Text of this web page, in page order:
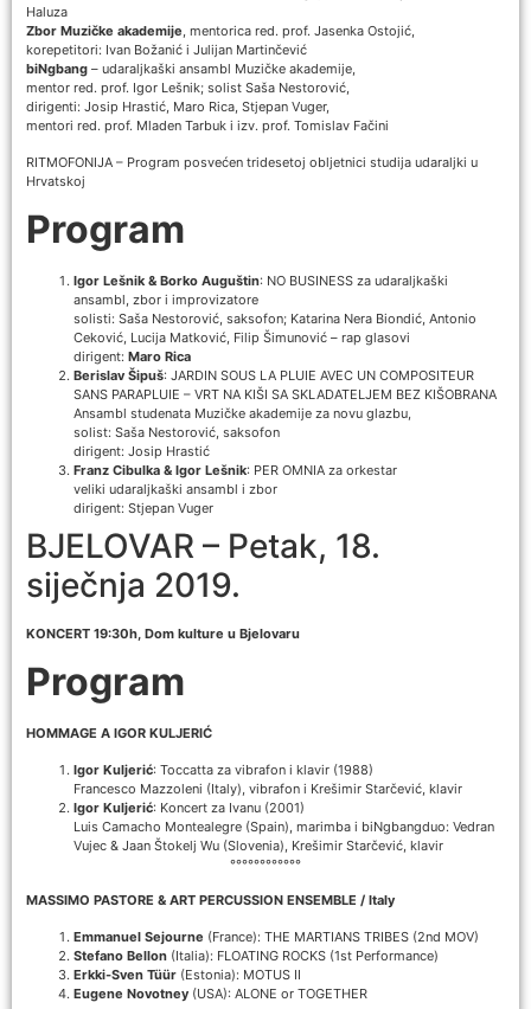
Haluza
Zbor Muzičke akademije, mentorica red. prof. Jasenka Ostojić,
korepetitori: Ivan Božanić i Julijan Martinčević
biNgbang – udaraljkaški ansambl Muzičke akademije,
mentor red. prof. Igor Lešnik; solist Saša Nestorović,
dirigenti: Josip Hrastić, Maro Rica, Stjepan Vuger,
mentori red. prof. Mladen Tarbuk i izv. prof. Tomislav Fačini
RITMOFONIJA – Program posvećen tridesetoj obljetnici studija udaraljki u
Hrvatskoj
Program
Igor Lešnik & Borko Auguštin: NO BUSINESS za udaraljkaški
ansambl, zbor i improvizatore
solisti: Saša Nestorović, saksofon; Katarina Nera Biondić, Antonio
Ceković, Lucija Matković, Filip Šimunović – rap glasovi
dirigent: Maro Rica
Berislav Šipuš: JARDIN SOUS LA PLUIE AVEC UN COMPOSITEUR
SANS PARAPLUIE – VRT NA KIŠI SA SKLADATELJEM BEZ KIŠOBRANA
Ansambl studenata Muzičke akademije za novu glazbu,
solist: Saša Nestorović, saksofon
dirigent: Josip Hrastić
Franz Cibulka & Igor Lešnik: PER OMNIA za orkestar
veliki udaraljkaški ansambl i zbor
dirigent: Stjepan Vuger
BJELOVAR – Petak, 18.
siječnja 2019.
KONCERT 19:30h, Dom kulture u Bjelovaru
Program
HOMMAGE A IGOR KULJERIĆ
Igor Kuljerić: Toccatta za vibrafon i klavir (1988)
Francesco Mazzoleni (Italy), vibrafon i Krešimir Starčević, klavir
Igor Kuljerić: Koncert za Ivanu (2001)
Luis Camacho Montealegre (Spain), marimba i biNgbangduo: Vedran
Vujec & Jaan Štokelj Wu (Slovenia), Krešimir Starčević, klavir
°°°°°°°°°°°°
MASSIMO PASTORE & ART PERCUSSION ENSEMBLE / Italy
Emmanuel Sejourne (France): THE MARTIANS TRIBES (2nd MOV)
Stefano Bellon (Italia): FLOATING ROCKS (1st Performance)
Erkki-Sven Tüür (Estonia): MOTUS II
Eugene Novotney (USA): ALONE or TOGETHER